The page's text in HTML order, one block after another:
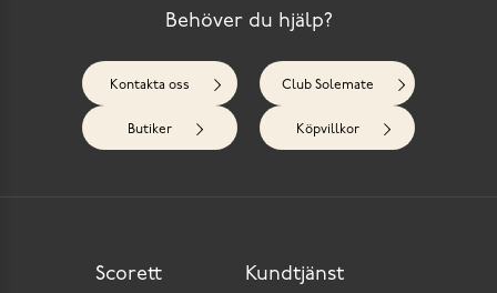
Behöver du hjälp?
Kontakta oss Club Solemate
Butiker Köpvillkor
Kundtjänst
Scorett